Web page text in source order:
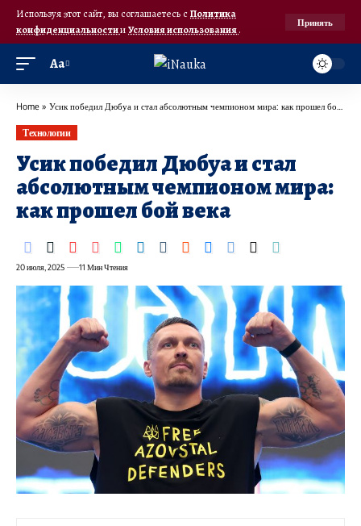
Используя этот сайт, вы соглашаетесь с Политика
конфиденциальностииУсловия использования.
Принять
Аа
Home » Усик победил Дюбуа и стал абсолютным чемпионом мира: как прошел бой века
Технологии
Усик победил Дюбуа и стал
абсолютным чемпионом мира:
как прошел бой века
20 июля, 2025 11 Мин Чтения